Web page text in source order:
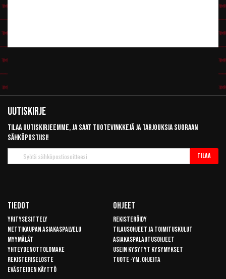
Uutiskirje
Tilaa uutiskirjeemme, ja saat tuotevinkkejä ja tarjouksia suoraan
sähköpostiisi!
uutiskirje
Tilaa
Tiedot
Yritysesittely
Nettikaupan asiakaspalvelu
Myymälät
Yhteydenottolomake
Rekisteriseloste
Evästeiden käyttö
Ohjeet
Rekisteröidy
Tilausohjeet ja toimituskulut
Asiakaspalautusohjeet
Usein kysytyt kysymykset
Tuote -ym. ohjeita